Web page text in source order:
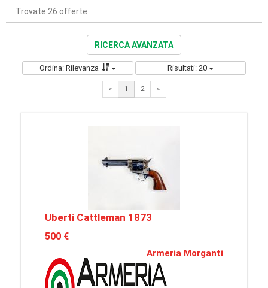
Trovate 26 offerte
RICERCA AVANZATA
Ordina: Rilevanza Risultati: 20
« 1 2 »Next
Uberti Cattleman 1873
500 €
Armeria Morganti